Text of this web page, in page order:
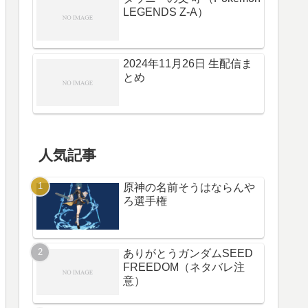
LEGENDS Z-A）
2024年11月26日 生配信ま
とめ
人気記事
原神の名前そうはならんや
ろ選手権
ありがとうガンダムSEED
FREEDOM（ネタバレ注
意）